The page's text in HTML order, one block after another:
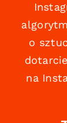
o
na